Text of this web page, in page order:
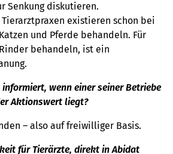
Senkung diskutieren.
existieren schon bei
und Pferde behandeln. Für
behandeln, ist ein
wenn einer seiner Betriebe
Aktionswert liegt?
– also auf freiwilliger Basis.
für Tierärzte, direkt in Abidat